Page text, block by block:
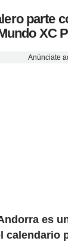
parte
XC
Anúnciate
es
calendario